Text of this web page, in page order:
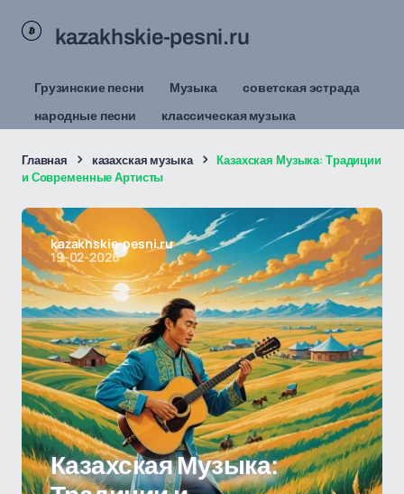
kazakhskie-pesni.ru
Грузинские песни Музыка
советская эстрада
народные песни
классическая музыка
Главная казахская музыка
Казахская Музыка: Традиции
и Современные Артисты
kazakhskie-pesni.ru
19-02-2026
Казахская Музыка: